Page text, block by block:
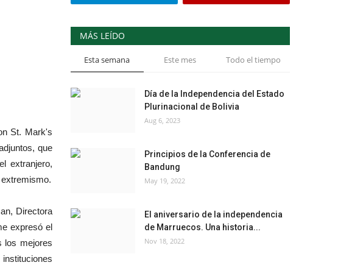
St. Mark's
que
extranjero,
Directora
expresó el
los mejores
MÁS LEÍDO
Esta semana Este mes Todo el tiempo
Día de la Independencia del Estado
Plurinacional de Bolivia
Aug 6, 2023
Principios de la Conferencia de
Bandung
May 19, 2022
El aniversario de la independencia
de Marruecos. Una historia...
Nov 18, 2022